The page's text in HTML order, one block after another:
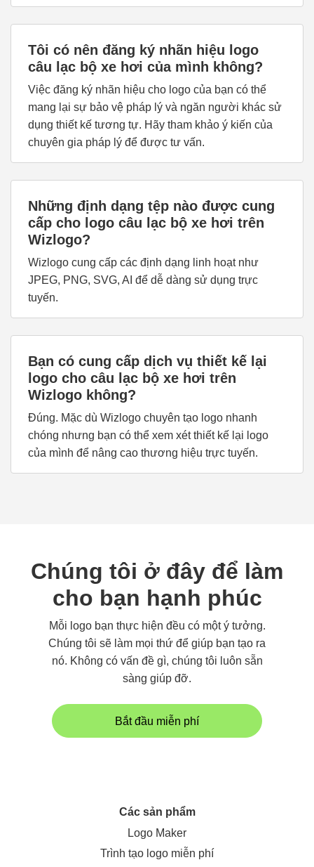
Tôi có nên đăng ký nhãn hiệu logo
câu lạc bộ xe hơi của mình không?
Việc đăng ký nhãn hiệu cho logo của bạn có thể
mang lại sự bảo vệ pháp lý và ngăn người khác sử
dụng thiết kế tương tự. Hãy tham khảo ý kiến của
chuyên gia pháp lý để được tư vấn.
Những định dạng tệp nào được cung
cấp cho logo câu lạc bộ xe hơi trên
Wizlogo?
Wizlogo cung cấp các định dạng linh hoạt như
JPEG, PNG, SVG, AI để dễ dàng sử dụng trực
tuyến.
Bạn có cung cấp dịch vụ thiết kế lại
logo cho câu lạc bộ xe hơi trên
Wizlogo không?
Đúng. Mặc dù Wizlogo chuyên tạo logo nhanh
chóng nhưng bạn có thể xem xét thiết kế lại logo
của mình để nâng cao thương hiệu trực tuyến.
Chúng tôi ở đây để làm
cho bạn hạnh phúc
Mỗi logo bạn thực hiện đều có một ý tưởng.
Chúng tôi sẽ làm mọi thứ để giúp bạn tạo ra
nó. Không có vấn đề gì, chúng tôi luôn sẵn
sàng giúp đỡ.
Bắt đầu miễn phí
Các sản phẩm
Logo Maker
Trình tạo logo miễn phí